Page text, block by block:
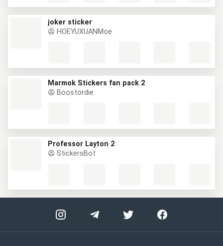
joker sticker
HOEYUXUANMoe
Marmok Stickers fan pack 2
Boostordie
Professor Layton 2
StickersBot